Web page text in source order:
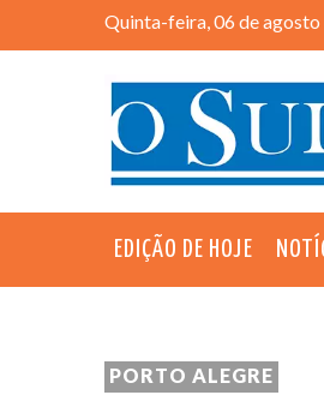
Quinta-feira, 06 de agosto
EDIÇÃO DE HOJE
PORTO ALEGRE